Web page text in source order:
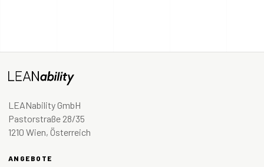
LEANability GmbH
Pastorstraße 28/35
1210 Wien, Österreich
ANGEBOTE